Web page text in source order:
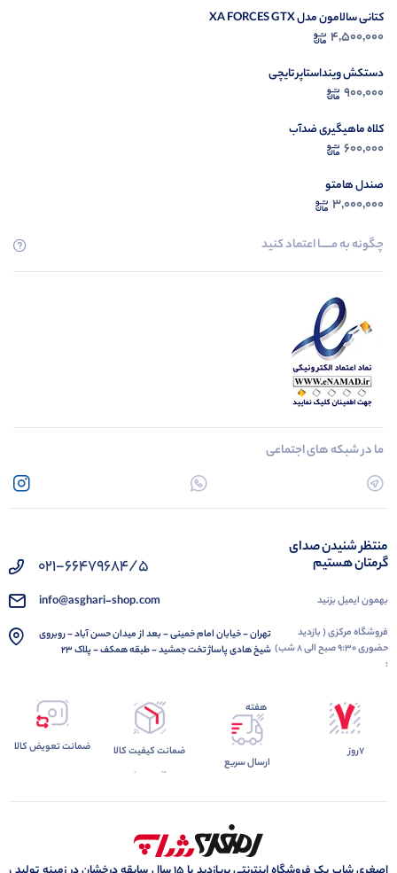
کتانی سالامون مدل XA FORCES GTX
4,500,000
دستکش وینداستاپر تایچی
900,000
کلاه ماهیگیری ضدآب
600,000
صندل هامتو
3,000,000
چگونه به مــــــا اعتماد کنید
ما در شبکه های اجتماعی
منتظر شنیدن صدای
گرمتان هستیم
بهمون ایمیل بزنید
فروشگاه مرکزی ( بازدید
حضوری 9:30 صبح الی 8 شب)
:
021-66479684/5
info@asghari-shop.com
تهران - خیابان امام خمینی - بعد از میدان حسن آباد - روبروی
شیخ هادی پاساژ تخت جمشید - طبقه همکف - پلاک 23
7روز
هفته
ارسال سریع
ضمانت کیفیت کالا ضمانت تعویض کالا